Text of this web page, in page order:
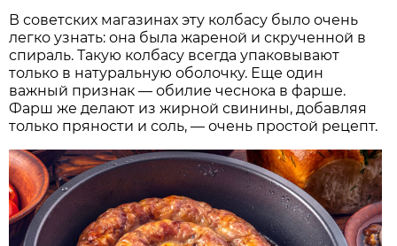
В советских магазинах эту колбасу было очень
легко узнать: она была жареной и скрученной в
спираль. Такую колбасу всегда упаковывают
только в натуральную оболочку. Еще один
важный признак — обилие чеснока в фарше.
Фарш же делают из жирной свинины, добавляя
только пряности и соль, — очень простой рецепт.